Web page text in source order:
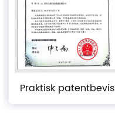
Praktisk patentbevis